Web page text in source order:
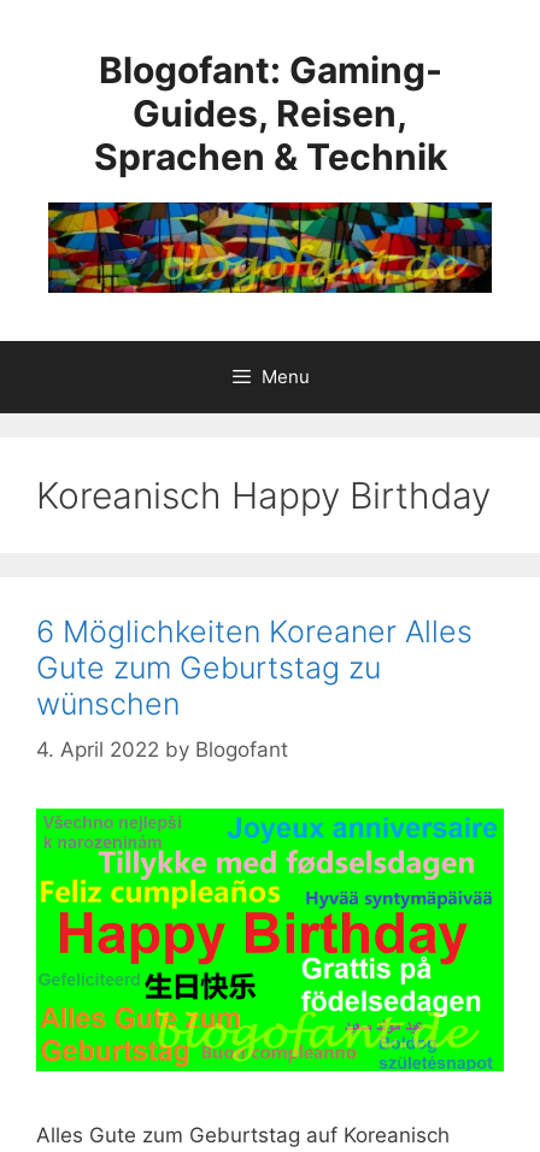
Blogofant: Gaming-
Guides, Reisen,
Sprachen & Technik
Menu
Koreanisch Happy Birthday
6 Möglichkeiten Koreaner Alles
Gute zum Geburtstag zu
wünschen
4. April 2022 by Blogofant
Alles Gute zum Geburtstag auf Koreanisch